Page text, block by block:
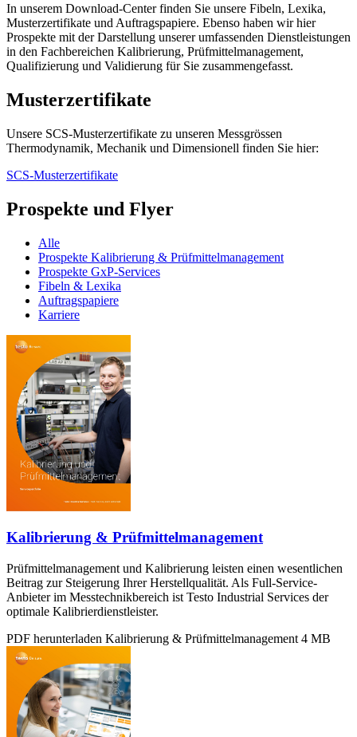
In unserem Download-Center finden Sie unsere Fibeln, Lexika,
Musterzertifikate und Auftragspapiere. Ebenso haben wir hier
Prospekte mit der Darstellung unserer umfassenden Dienstleistungen
in den Fachbereichen Kalibrierung, Prüfmittelmanagement,
Qualifizierung und Validierung für Sie zusammengefasst.
Musterzertifikate
Unsere SCS-Musterzertifikate zu unseren Messgrössen
Thermodynamik, Mechanik und Dimensionell finden Sie hier:
SCS-Musterzertifikate
Prospekte und Flyer
Alle
Prospekte Kalibrierung & Prüfmittelmanagement
Prospekte GxP-Services
Fibeln & Lexika
Auftragspapiere
Karriere
Kalibrierung & Prüfmittelmanagement
Prüfmittelmanagement und Kalibrierung leisten einen wesentlichen
Beitrag zur Steigerung Ihrer Herstellqualität. Als Full-Service-
Anbieter im Messtechnikbereich ist Testo Industrial Services der
optimale Kalibrierdienstleister.
PDF herunterladen Kalibrierung & Prüfmittelmanagement 4 MB